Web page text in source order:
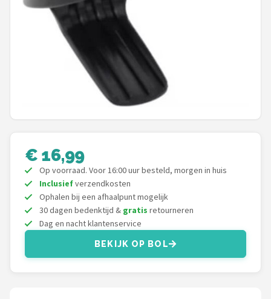
Under Armour
Alle merken →
€ 16,99
Op voorraad. Voor 16:00 uur besteld, morgen in huis
Inclusiefverzendkosten
Ophalen bij een afhaalpunt mogelijk
30 dagen bedenktijd & gratis retourneren
Dag en nacht klantenservice
BEKIJK OP BOL